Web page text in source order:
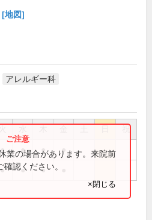
[地図]
アレルギー科
祝
● ● ● ●
● ● ●
業の場合があります。来院前
認ください。
×閉じる